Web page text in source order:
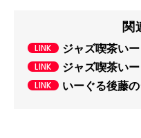
関
ジャズ喫茶い
ジャズ喫茶い
いーぐる後藤